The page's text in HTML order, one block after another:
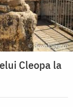
Cleopa la